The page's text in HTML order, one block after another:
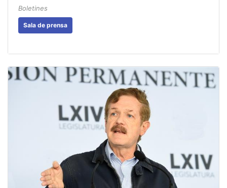
Boletines
Sala de prensa